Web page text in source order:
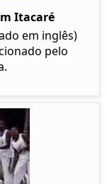
Itacaré
em inglês)
pelo